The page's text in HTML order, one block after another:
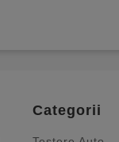
Categorii